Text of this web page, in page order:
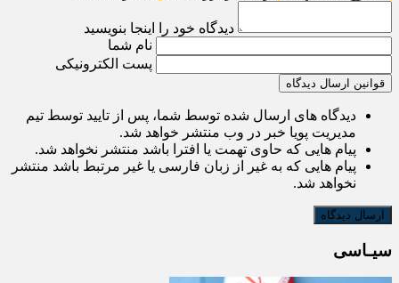
دیدگاه خود را اینجا بنویسید
نام شما
پست الکترونیکی
قوانین ارسال دیدگاه
دیدگاه های ارسال شده توسط شما، پس از تایید توسط تیم
مدیریت پویا خبر در وب منتشر خواهد شد.
پیام هایی که حاوی تهمت یا افترا باشد منتشر نخواهد شد.
پیام هایی که به غیر از زبان فارسی یا غیر مرتبط باشد منتشر
نخواهد شد.
سیـاسی